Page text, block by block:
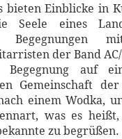
bieten Einblicke in
Seele eines
der Band
auf
Gemeinschaft der
einem Wodka,
was es
zu begrüßen.